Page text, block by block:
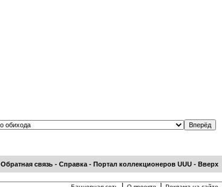
Обратная связь - Справка - Портал коллекционеров UUU - Вверх